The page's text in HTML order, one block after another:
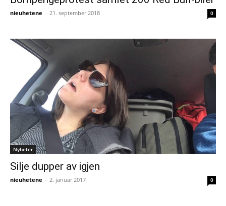
nieuhetene - 21. september 2018 0
Nyheter
Silje dupper av igjen
nieuhetene - 2. januar 2017 0